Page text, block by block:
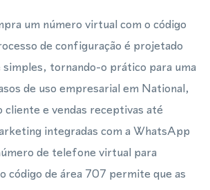
um número virtual com o código
de configuração é projetado
simples, tornando-o prático para uma
de uso empresarial em National,
cliente e vendas receptivas até
integradas com a WhatsApp
de telefone virtual para
código de área 707 permite que as